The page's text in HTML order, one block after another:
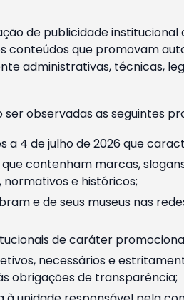
de publicidade
que promovam
administrativas, técnicas,
observadas as seguintes
4 de julho de 2026 que
contenham marcas,
e históricos;
e de seus museus nas
de caráter
necessários e
obrigações de transparência;